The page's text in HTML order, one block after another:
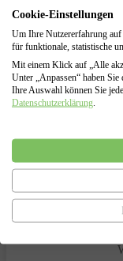
Führung
Erarbeitung von
Vertretung
Cookie-Einstellungen
Um Ihre Nutzererfahrung auf
für funktionale, statistische
Mit einem Klick auf „Alle
Unter „Anpassen“ haben
Ihre Auswahl können Sie
Datenschutzerklärung